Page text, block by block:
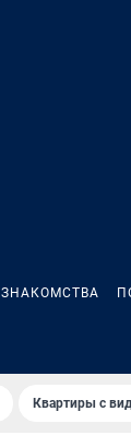
ЗНАКОМСТВА
Квартиры с